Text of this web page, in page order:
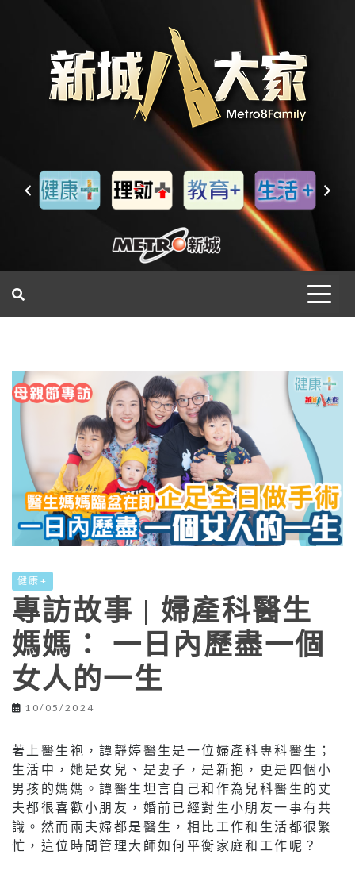
健康+
專訪故事 | 婦產科醫生
媽媽： 一日內歷盡一個
女人的一生
10/05/2024
著上醫生袍，譚靜婷醫生是一位婦產科專科醫生；
生活中，她是女兒、是妻子，是新抱，更是四個小
男孩的媽媽。譚醫生坦言自己和作為兒科醫生的丈
夫都很喜歡小朋友，婚前已經對生小朋友一事有共
識。然而兩夫婦都是醫生，相比工作和生活都很繁
忙，這位時間管理大師如何平衡家庭和工作呢？